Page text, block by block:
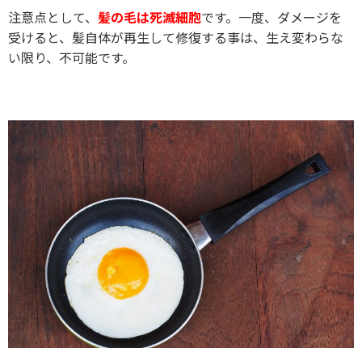
注意点として、 髪の毛は死滅細胞です。一度、ダメージを
受けると、髪自体が再生して修復する事は、生え変わらな
い限り、不可能です。